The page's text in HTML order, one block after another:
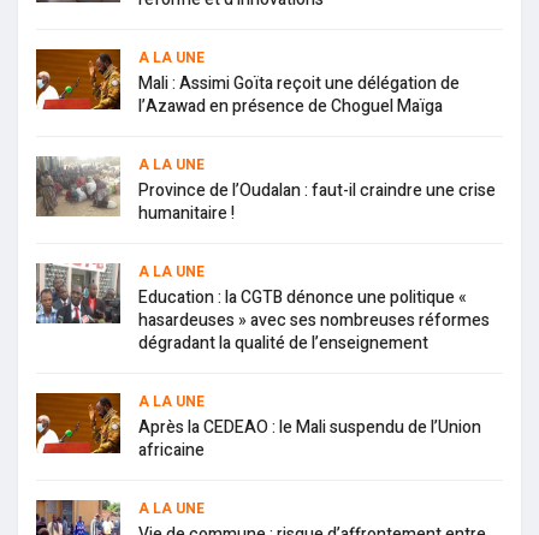
A LA UNE
Mali : Assimi Goïta reçoit une délégation de
l’Azawad en présence de Choguel Maïga
A LA UNE
Province de l’Oudalan : faut-il craindre une crise
humanitaire !
A LA UNE
Education : la CGTB dénonce une politique «
hasardeuses » avec ses nombreuses réformes
dégradant la qualité de l’enseignement
A LA UNE
Après la CEDEAO : le Mali suspendu de l’Union
africaine
A LA UNE